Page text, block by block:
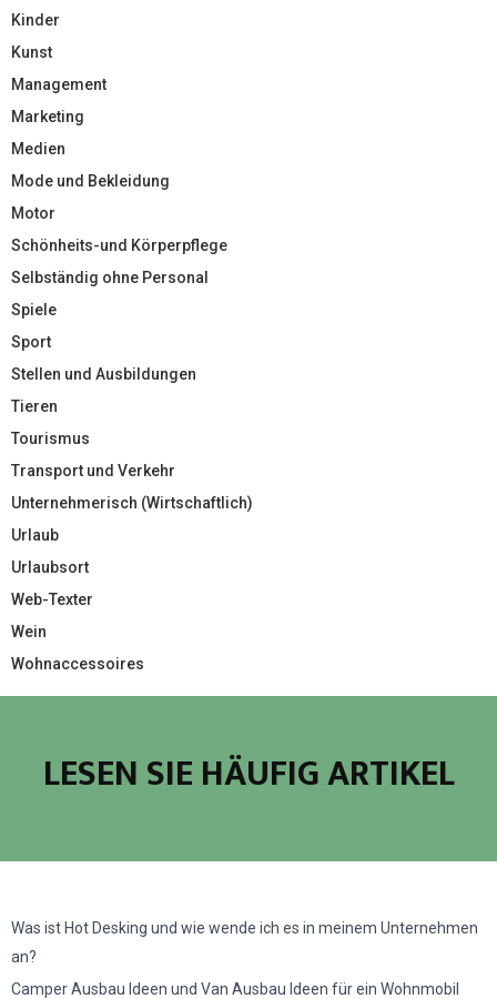
Kinder
Kunst
Management
Marketing
Medien
Mode und Bekleidung
Motor
Schönheits-und Körperpflege
Selbständig ohne Personal
Spiele
Sport
Stellen und Ausbildungen
Tieren
Tourismus
Transport und Verkehr
Unternehmerisch (Wirtschaftlich)
Urlaub
Urlaubsort
Web-Texter
Wein
Wohnaccessoires
LESEN SIE HÄUFIG ARTIKEL
Was ist Hot Desking und wie wende ich es in meinem Unternehmen
an?
Camper Ausbau Ideen und Van Ausbau Ideen für ein Wohnmobil